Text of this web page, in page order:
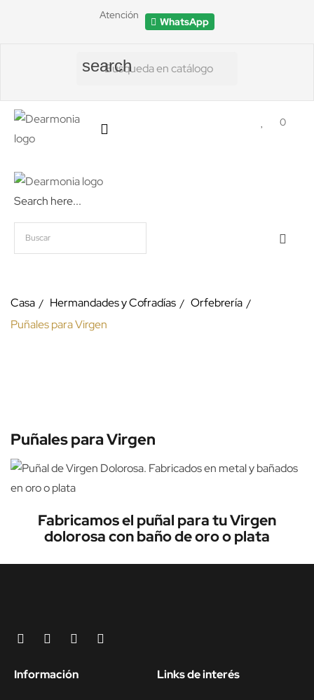
Atención
WhatsApp
search
0
Search here...
Casa Hermandades y Cofradías
Orfebrería
Puñales para Virgen
Puñales para Virgen
Fabricamos el puñal para tu Virgen
dolorosa con baño de oro o plata
Información Links de interés